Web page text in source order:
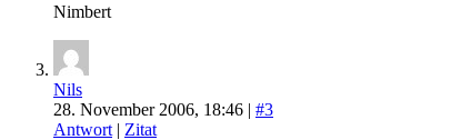
Nimbert
Nils
28. November 2006, 18:46 | #3
Antwort | Zitat